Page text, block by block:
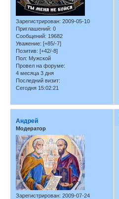
Зарегистрирован: 2009-05-10
Приглашений: 0
Сообщений: 19682
Уважение: [+85/-7]
Позитив: [+42/-8]
Пол: Мужской
Провел на форуме:
4 месяца 3 дня
Последний визит:
Сегодня 15:02:21
Андрей
Модератор
Зарегистрирован: 2009-07-24